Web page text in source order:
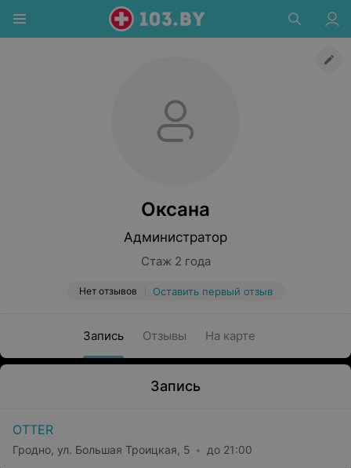
Оксана
Администратор
Стаж 2 года
Нет отзывов Оставить первый отзыв
Запись Отзывы На карте
Запись
OTTER
Гродно, ул. Большая Троицкая, 5 до 21:00